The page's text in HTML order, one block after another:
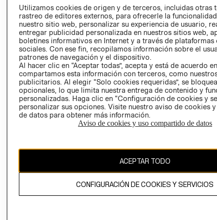
AVISO DE
PRIVACIDAD
GIFT CARD
AVISO DE
COOKIES
Uruguay ($U)
El contenido de esta página web está protegido por copyright y es
propiedad de H&M Hennes & Mauritz AB.
Utilizamos cookies de origen y de terceros, incluidas otras
rastreo de editores externos, para ofrecerle la
nuestro sitio web, personalizar su experiencia de usuario,
entregar publicidad personalizada en nuestros sitios web,
boletines informativos en Internet y a través de plataformas
sociales. Con ese fin, recopilamos información sobre el
patrones de navegación y el dispositivo.
Al hacer clic en “Aceptar todas”, acepta y está de acuerdo
compartamos esta información con terceros, como
publicitarios. Al elegir “Solo cookies requeridas”, se
opcionales, lo que limita nuestra entrega de contenido y
personalizadas. Haga clic en “Configuración de cookies y
personalizar sus opciones. Visite nuestro aviso de cookies
de datos para obtener más información.
Aviso de cookies y uso compartido de datos
ACEPTAR TODO
CONFIGURACIÓN DE COOKIES Y SERVICIOS